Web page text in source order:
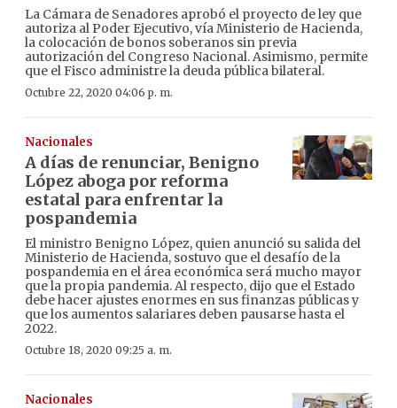
La Cámara de Senadores aprobó el proyecto de ley que
autoriza al Poder Ejecutivo, vía Ministerio de Hacienda,
la colocación de bonos soberanos sin previa
autorización del Congreso Nacional. Asimismo, permite
que el Fisco administre la deuda pública bilateral.
Octubre 22, 2020 04:06 p. m.
Nacionales
A días de renunciar, Benigno
López aboga por reforma
estatal para enfrentar la
pospandemia
El ministro Benigno López, quien anunció su salida del
Ministerio de Hacienda, sostuvo que el desafío de la
pospandemia en el área económica será mucho mayor
que la propia pandemia. Al respecto, dijo que el Estado
debe hacer ajustes enormes en sus finanzas públicas y
que los aumentos salariares deben pausarse hasta el
2022.
Octubre 18, 2020 09:25 a. m.
Nacionales